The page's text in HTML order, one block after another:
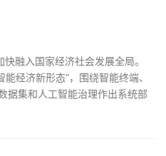
融入国家经济社会发展全局。
经济新形态”，围绕智能终端、
据集和人工智能治理作出系统部